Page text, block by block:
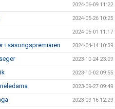
2024-06-09 11:22
2024-05-26 10:25
2024-05-01 11:17
i säsongspremiären 2024-04-14 10:39
2023-10-24 23:09
2023-10-02 09:55
2023-09-27 09:49
2023-09-16 12:29